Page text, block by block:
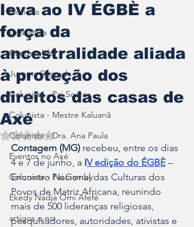
Noticias
Umbanda
Candomblé
Jurema Sagrada
Colunista - Pai Soares
Colunista - Mestre Kaluanã
Colunista - Dra. Ana Paula
Eventos no Axé
Colunista - Pai Gamby
Ekedy Nadja Ómi Afefé
artigos e no
leva ao IV ÉGBÈ a
força da
ancestralidade aliada
à proteção dos
direitos das casas de
Axé
Avaliado com NaN de 5 estrelas.
Contagem (MG) recebeu, entre os dias
4 e 7 de junho, a IV edição do ÉGBÈ –
Encontro Nacional das Culturas dos
Povos de Matriz Africana, reunindo
mais de 500 lideranças religiosas,
pesquisadores, autoridades, ativistas e